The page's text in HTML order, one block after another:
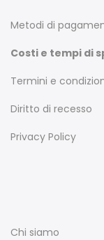
Metodi di
Costi e tempi di
Termini e
Diritto di recesso
Privacy Policy
Chi siamo